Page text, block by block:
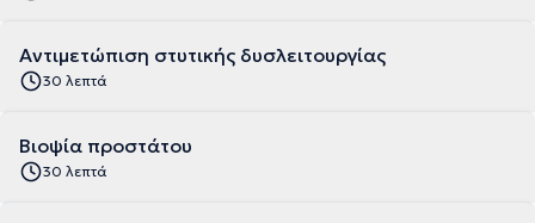
Αντιμετώπιση στυτικής δυσλειτουργίας
30 λεπτά
Βιοψία προστάτου
30 λεπτά